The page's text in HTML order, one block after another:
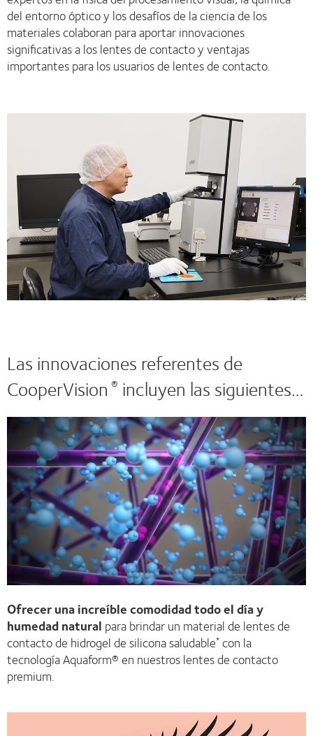
del entorno óptico y los desafíos de la ciencia de los
materiales colaboran para aportar innovaciones
significativas a los lentes de contacto y ventajas
importantes para los usuarios de lentes de contacto.
Las innovaciones referentes de
CooperVision ® incluyen las siguientes…
Ofrecer una increíble comodidad todo el día y
humedad natural para brindar un material de lentes de
contacto de hidrogel de silicona saludable* con la
tecnología Aquaform® en nuestros lentes de contacto
premium.